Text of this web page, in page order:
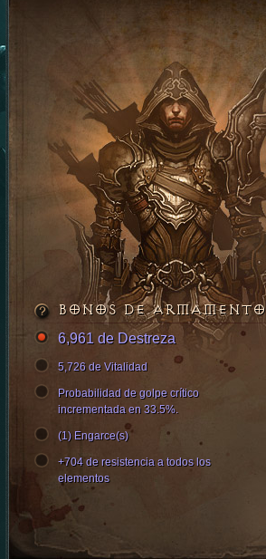
BONOS DE ARMAMENTO
6,961 de Destreza
5,726 de Vitalidad
Probabilidad de golpe crítico
incrementada en 33.5%.
(1) Engarce(s)
+704 de resistencia a todos los
elementos